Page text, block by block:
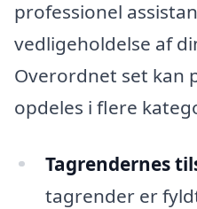
professionel
vedligeholdelse af
Overordnet set kan
opdeles i flere
Tagrendernes
tagrender er